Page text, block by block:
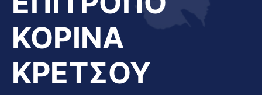
ΚΟΡΙΝΑ
ΚΡΕΤΣΟΥ